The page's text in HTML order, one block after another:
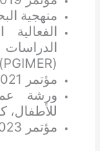
منهجية
(PGIMER)
مؤتمر CIGICON 2021
ورشة
للأطفال،
مؤتمر Vertigo Plus 2023